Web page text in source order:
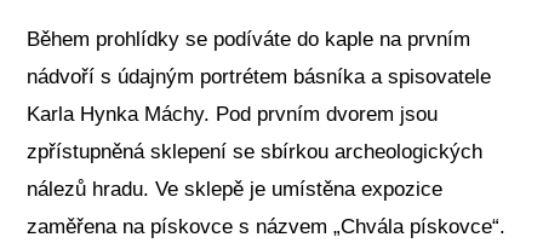
Během prohlídky se podíváte do kaple na prvním
nádvoří s údajným portrétem básníka a spisovatele
Karla Hynka Máchy. Pod prvním dvorem jsou
zpřístupněná sklepení se sbírkou archeologických
nálezů hradu. Ve sklepě je umístěna expozice
zaměřena na pískovce s názvem „Chvála pískovce“.